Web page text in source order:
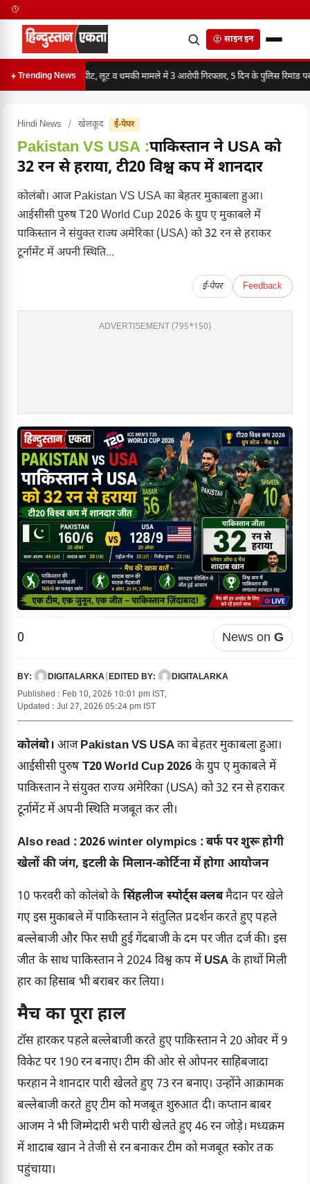
साइन इन
Trending Newsमारपीट, लूट व धमकी मामले में 3 आरोपी गिरफ्तार, 5 दिन के पुलिस रिमांड पर
Hindi News / खेलकूद ई-पेपर
Pakistan VS USA :पाकिस्तान ने USA को
32 रन से हराया, टी20 विश्व कप में शानदार
कोलंबो। आज Pakistan VS USA का बेहतर मुकाबला हुआ।
आईसीसी पुरुष T20 World Cup 2026 के ग्रुप ए मुकाबले में
पाकिस्तान ने संयुक्त राज्य अमेरिका (USA) को 32 रन से हराकर
टूर्नामेंट में अपनी स्थिति...
ई-पेपर Feedback
ADVERTISEMENT (795*150)
0 News on G
BY: DIGITALARKA EDITED BY:
DIGITALARKA
Published : Feb 10, 2026 10:01 pm IST,
Updated : Jul 27, 2026 05:24 pm IST
कोलंबो। आजPakistan VS USAका बेहतर मुकाबला हुआ।
आईसीसी पुरुष T20 World Cup 2026 के ग्रुप ए मुकाबले में
पाकिस्तान ने संयुक्त राज्य अमेरिका (USA) को 32 रन से हराकर
टूर्नामेंट में अपनी स्थिति मजबूत कर ली।
Also read :2026 winter olympics : बर्फ पर शुरू होगी
खेलों की जंग, इटली के मिलान-कोर्टिना में होगा आयोजन
10 फरवरी को कोलंबो के सिंहलीज स्पोर्ट्स क्लबमैदान पर खेले
गए इस मुकाबले में पाकिस्तान ने संतुलित प्रदर्शन करते हुए पहले
बल्लेबाजी और फिर सधी हुई गेंदबाजी के दम पर जीत दर्ज की। इस
जीत के साथ पाकिस्तान ने 2024 विश्व कप मेंUSA के हाथों मिली
हार का हिसाब भी बराबर कर लिया।
मैच का पूरा हाल
टॉस हारकर पहले बल्लेबाजी करते हुए पाकिस्तान ने 20 ओवर में 9
विकेट पर 190 रन बनाए। टीम की ओर से ओपनर साहिबजादा
फरहान ने शानदार पारी खेलते हुए 73 रन बनाए। उन्होंने आक्रामक
बल्लेबाजी करते हुए टीम को मजबूत शुरुआत दी। कप्तान बाबर
आजम ने भी जिम्मेदारी भरी पारी खेलते हुए 46 रन जोड़े। मध्यक्रम
में शादाब खान ने तेजी से रन बनाकर टीम को मजबूत स्कोर तक
पहुंचाया।